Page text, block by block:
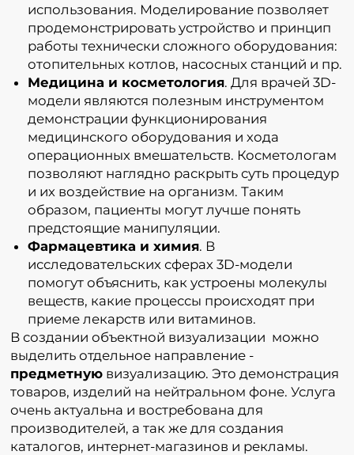
использования. Моделирование позволяет
продемонстрировать устройство и принцип
работы технически сложного оборудования:
отопительных котлов, насосных станций и пр.
Медицина и косметология. Для врачей 3D-
модели являются полезным инструментом
демонстрации функционирования
медицинского оборудования и хода
операционных вмешательств. Косметологам
позволяют наглядно раскрыть суть процедур
и их воздействие на организм. Таким
образом, пациенты могут лучше понять
предстоящие манипуляции.
Фармацевтика и химия. В
исследовательских сферах 3D-модели
помогут объяснить, как устроены молекулы
веществ, какие процессы происходят при
приеме лекарств или витаминов.
В создании объектной визуализации можно
выделить отдельное направление -
предметную визуализацию. Это демонстрация
товаров, изделий на нейтральном фоне. Услуга
очень актуальна и востребована для
производителей, а так же для создания
каталогов, интернет-магазинов и рекламы.